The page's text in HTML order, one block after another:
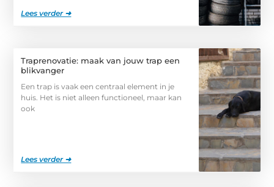
Lees verder ➜
Traprenovatie: maak van jouw trap een
blikvanger
Een trap is vaak een centraal element in je
huis. Het is niet alleen functioneel, maar kan
ook
Lees verder ➜